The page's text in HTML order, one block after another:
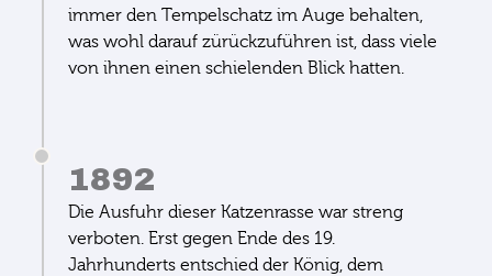
immer den Tempelschatz im Auge behalten,
was wohl darauf zürückzuführen ist, dass viele
von ihnen einen schielenden Blick hatten.
1892
Die Ausfuhr dieser Katzenrasse war streng
verboten. Erst gegen Ende des 19.
Jahrhunderts entschied der König, dem